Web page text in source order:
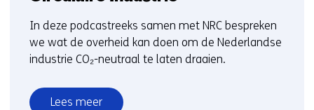
In deze podcastreeks samen met NRC bespreken
we wat de overheid kan doen om de Nederlandse
industrie CO₂-neutraal te laten draaien.
Lees meer